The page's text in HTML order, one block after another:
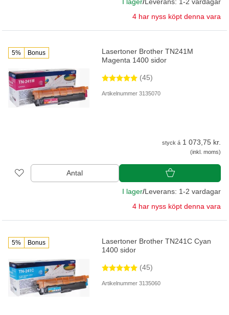
4 har nyss köpt denna vara
5% Bonus
Lasertoner Brother TN241M
Magenta 1400 sidor
(45)
Artikelnummer 3135070
styck á 1 073,75 kr.
(inkl. moms)
Antal
I lager/Leverans: 1-2 vardagar
4 har nyss köpt denna vara
5% Bonus
Lasertoner Brother TN241C Cyan
1400 sidor
(45)
Artikelnummer 3135060